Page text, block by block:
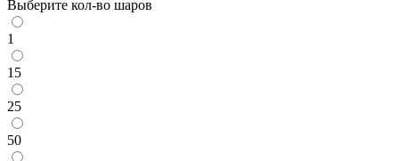
Выберите кол-во шаров
1
15
25
50